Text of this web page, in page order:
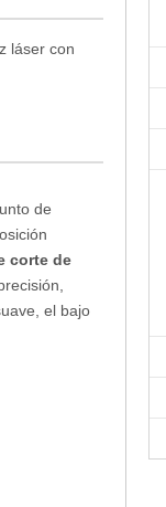
láser con
de
corte de
el bajo